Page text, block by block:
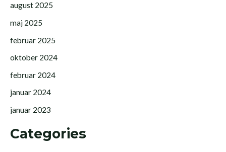
august 2025
maj 2025
februar 2025
oktober 2024
februar 2024
januar 2024
januar 2023
Categories